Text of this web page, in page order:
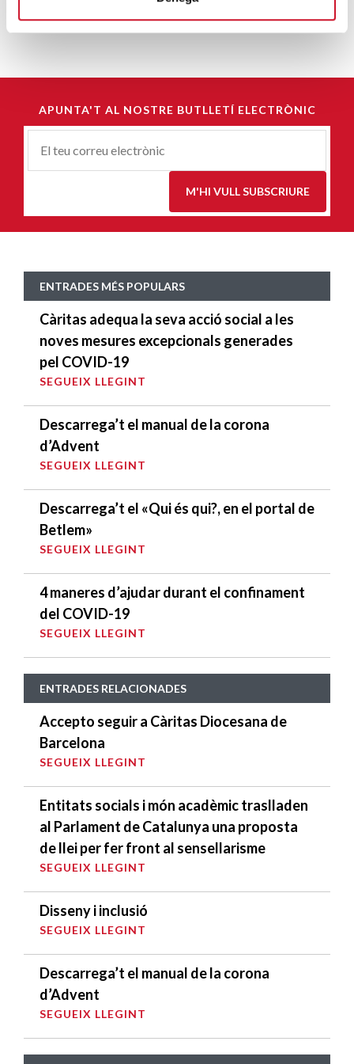
APUNTA'T AL NOSTRE BUTLLETÍ ELECTRÒNIC
Correu-
M'HI VULL SUBSCRIURE
ENTRADES MÉS POPULARS
Càritas adequa la seva acció social a les
noves mesures excepcionals generades
pel COVID-19
SEGUEIX LLEGINT
Descarrega’t el manual de la corona
d’Advent
SEGUEIX LLEGINT
Descarrega’t el «Qui és qui?, en el portal de
Betlem»
SEGUEIX LLEGINT
4 maneres d’ajudar durant el confinament
del COVID-19
SEGUEIX LLEGINT
ENTRADES RELACIONADES
Accepto seguir a Càritas Diocesana de
Barcelona
SEGUEIX LLEGINT
Entitats socials i món acadèmic traslladen
al Parlament de Catalunya una proposta
de llei per fer front al sensellarisme
SEGUEIX LLEGINT
Disseny i inclusió
SEGUEIX LLEGINT
Descarrega’t el manual de la corona
d’Advent
SEGUEIX LLEGINT